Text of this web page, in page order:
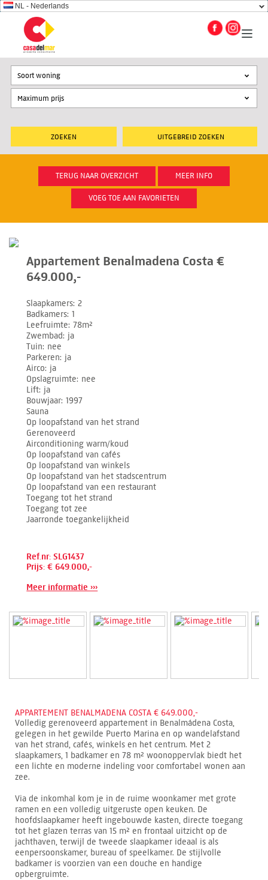
NL - Nederlands
UITGEBREID ZOEKEN
Soort woning
TERUG NAAR OVERZICHT MEER INFO
VOEG TOE AAN FAVORIETEN
Appartement Benalmadena Costa €
649.000,-
Slaapkamers 2
Badkamers 1
Leefruimte 78m²
Zwembad ja
Tuin nee
Parkeren ja
Airco ja
Opslagruimte nee
Lift ja
Bouwjaar 1997
Sauna
Op loopafstand van het strand
Gerenoveerd
Airconditioning warm/koud
Op loopafstand van cafés
Op loopafstand van winkels
Op loopafstand van het stadscentrum
Op loopafstand van een restaurant
Toegang tot het strand
Toegang tot zee
Jaarronde toegankelijkheid
Ref.nr: SLG1437
Prijs: € 649.000,-
Meer informatie ›››
APPARTEMENT BENALMADENA COSTA € 649.000,-
Volledig gerenoveerd appartement in Benalmádena Costa,
gelegen in het gewilde Puerto Marina en op wandelafstand
van het strand, cafés, winkels en het centrum. Met 2
slaapkamers, 1 badkamer en 78 m² woonoppervlak biedt het
een lichte en moderne indeling voor comfortabel wonen aan
zee.
Via de inkomhal kom je in de ruime woonkamer met grote
ramen en een volledig uitgeruste open keuken. De
hoofdslaapkamer heeft ingebouwde kasten, directe toegang
tot het glazen terras van 15 m² en frontaal uitzicht op de
jachthaven, terwijl de tweede slaapkamer ideaal is als
eenpersoonskamer, bureau of speelkamer. De stijlvolle
badkamer is voorzien van een douche en handige
opbergruimte.